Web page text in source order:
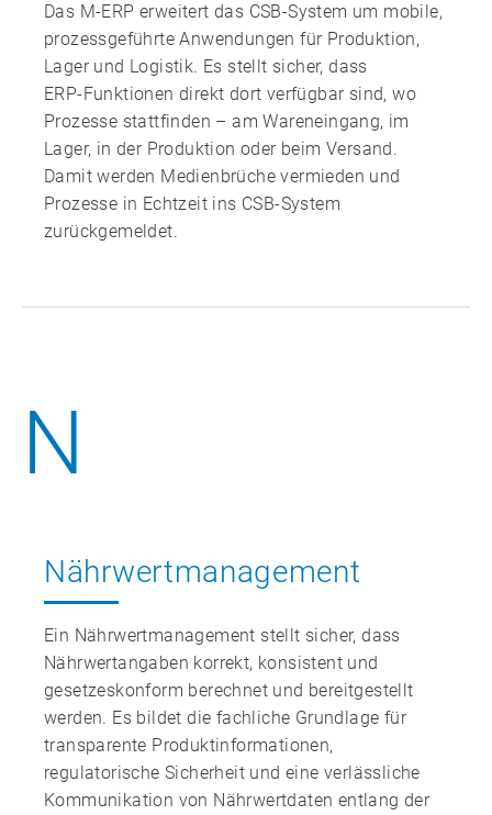
Das M‑ERP erweitert das CSB‑System um mobile,
prozessgeführte Anwendungen für Produktion,
Lager und Logistik. Es stellt sicher, dass
ERP‑Funktionen direkt dort verfügbar sind, wo
Prozesse stattfinden – am Wareneingang, im
Lager, in der Produktion oder beim Versand.
Damit werden Medienbrüche vermieden und
Prozesse in Echtzeit ins CSB‑System
zurückgemeldet.
N
Nährwert­management
Ein Nährwertmanagement stellt sicher, dass
Nährwertangaben korrekt, konsistent und
gesetzeskonform berechnet und bereitgestellt
werden. Es bildet die fachliche Grundlage für
transparente Produktinformationen,
regulatorische Sicherheit und eine verlässliche
Kommunikation von Nährwertdaten entlang der